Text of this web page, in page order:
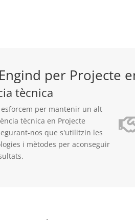
per Projecte
tècnica
esforcem per mantenir un alt
tècnica en Projecte
nos que s'utilitzin les
i mètodes per aconseguir